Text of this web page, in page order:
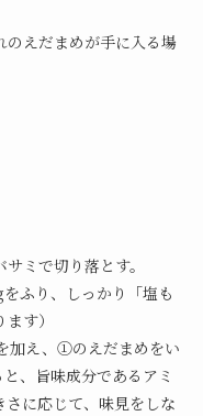
のえだまめが手に入る場
ミで切り落とす。
ふり、しっかり「塩も
す）
加え、①のえだまめをい
、旨味成分であるアミ
に応じて、味見をしな